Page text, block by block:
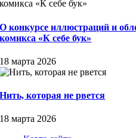
О конкурсе иллюстраций и
комикса «К себе бук»
18 марта 2026
Нить, которая не рвется
18 марта 2026